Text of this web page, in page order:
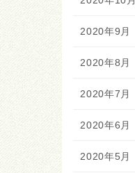
2020年9月
2020年8月
2020年7月
2020年6月
2020年5月